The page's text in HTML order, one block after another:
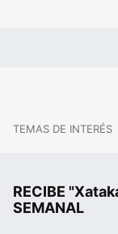
TEMAS DE INTERÉS
RECIBE
SEMANAL